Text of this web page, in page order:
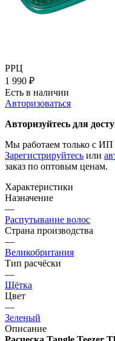
РРЦ
1 990 ₽
Есть в наличии
Авторизоваться
Авторизуйтесь для
Мы работаем только с
Зарегистрируйтесь или
заказ по оптовым ценам.
Характеристики
Назначение
—
Распутывание волос
Страна производства
—
Великобритания
Тип расчёски
—
Щётка
Цвет
—
Зеленый
Описание